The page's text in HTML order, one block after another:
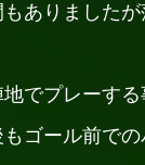
ありました
でプレーす
ゴール前で